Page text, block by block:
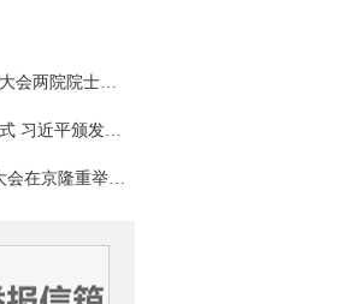
习近平出席国家科学技术奖励大会两院院士大会中国科协第十一次全国代表大会并发表重要讲话
中央军委举行晋升上将军衔仪式 习近平颁发命令状并向晋衔的军官表示祝贺
庆祝中国共产党成立105周年大会在京隆重举行 习近平发表重要讲话